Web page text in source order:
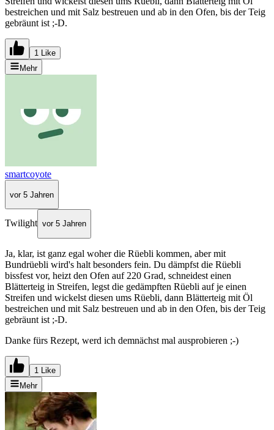
bestreichen und mit Salz bestreuen und ab in den Ofen, bis der Teig
gebräunt ist ;-D.
1 Like
Mehr
smartcoyote
vor 5 Jahren
Twilight vor 5 Jahren
Ja, klar, ist ganz egal woher die Rüebli kommen, aber mit
Bundrüebli wird's halt besonders fein. Du dämpfst die Rüebli
bissfest vor, heizt den Ofen auf 220 Grad, schneidest einen
Blätterteig in Streifen, legst die gedämpften Rüebli auf je einen
Streifen und wickelst diesen ums Rüebli, dann Blätterteig mit Öl
bestreichen und mit Salz bestreuen und ab in den Ofen, bis der Teig
gebräunt ist ;-D.
Danke fürs Rezept, werd ich demnächst mal ausprobieren ;-)
1 Like
Mehr